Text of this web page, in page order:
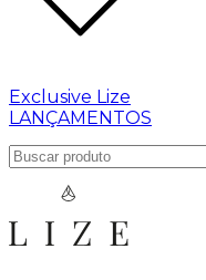
Exclusive Lize
LANÇAMENTOS